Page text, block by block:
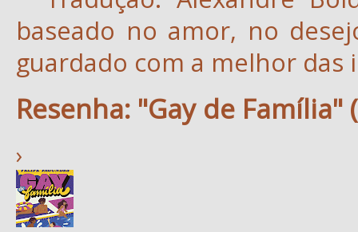
baseado no amor, no
guardado com a melhor das
Resenha: "Gay de Família"
›